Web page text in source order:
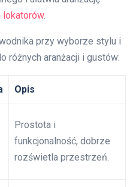
lokatorów.
przy wyborze stylu i
różnych aranżacji i gustów:
Opis
Prostota i
funkcjonalność, dobrze
rozświetla przestrzeń.